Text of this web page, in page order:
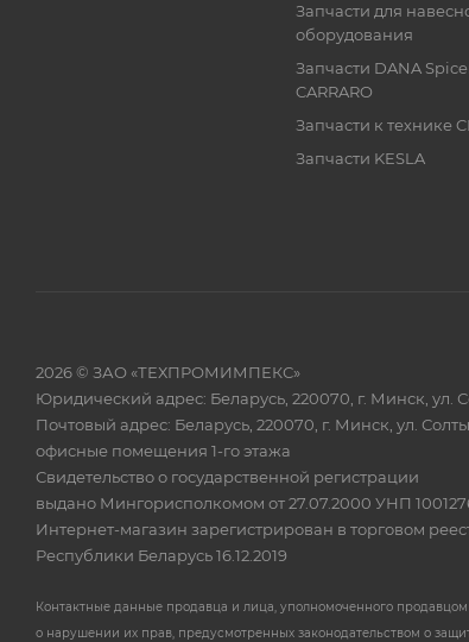
Запчасти для
оборудования
Запчасти DANA
CARRARO
Запчасти к технике
Запчасти KESLA
2026 © ЗАО «ТЕХПРОМИМПЕКС»
Юридический адрес: Беларусь, 220070, г. Минск, ул.
Почтовый адрес: Беларусь, 220070, г. Минск, ул.
офисные помещения 1-го этажа
Свидетельство о государственной регистрации
выдано Мингорисполкомом от 27.07.2000 УНП
Интернет-магазин зарегистрирован в торговом
Республики Беларусь 16.12.2019
Контактные данные продавца и лица, уполномоченного
о нарушении их прав, предусмотренных законодательством о